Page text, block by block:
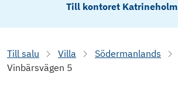
Till kontoret Katrineholm
Till salu Villa Södermanlands
Vinbärsvägen 5